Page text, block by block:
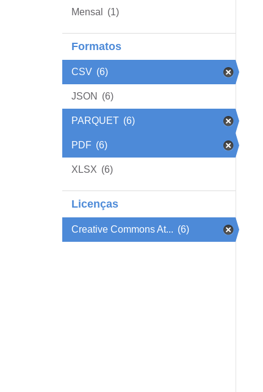
Mensal (1)
Formatos
CSV (6)
JSON (6)
PARQUET (6)
PDF (6)
XLSX (6)
Licenças
Creative Commons At... (6)